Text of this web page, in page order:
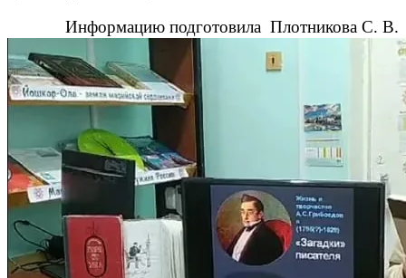
Информацию подготовила Плотникова С. В.